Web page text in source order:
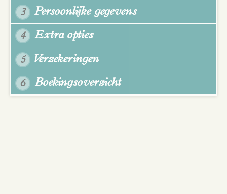
3 Persoonlijke gegevens
4 Extra opties
5 Verzekeringen
6 Boekingsoverzicht